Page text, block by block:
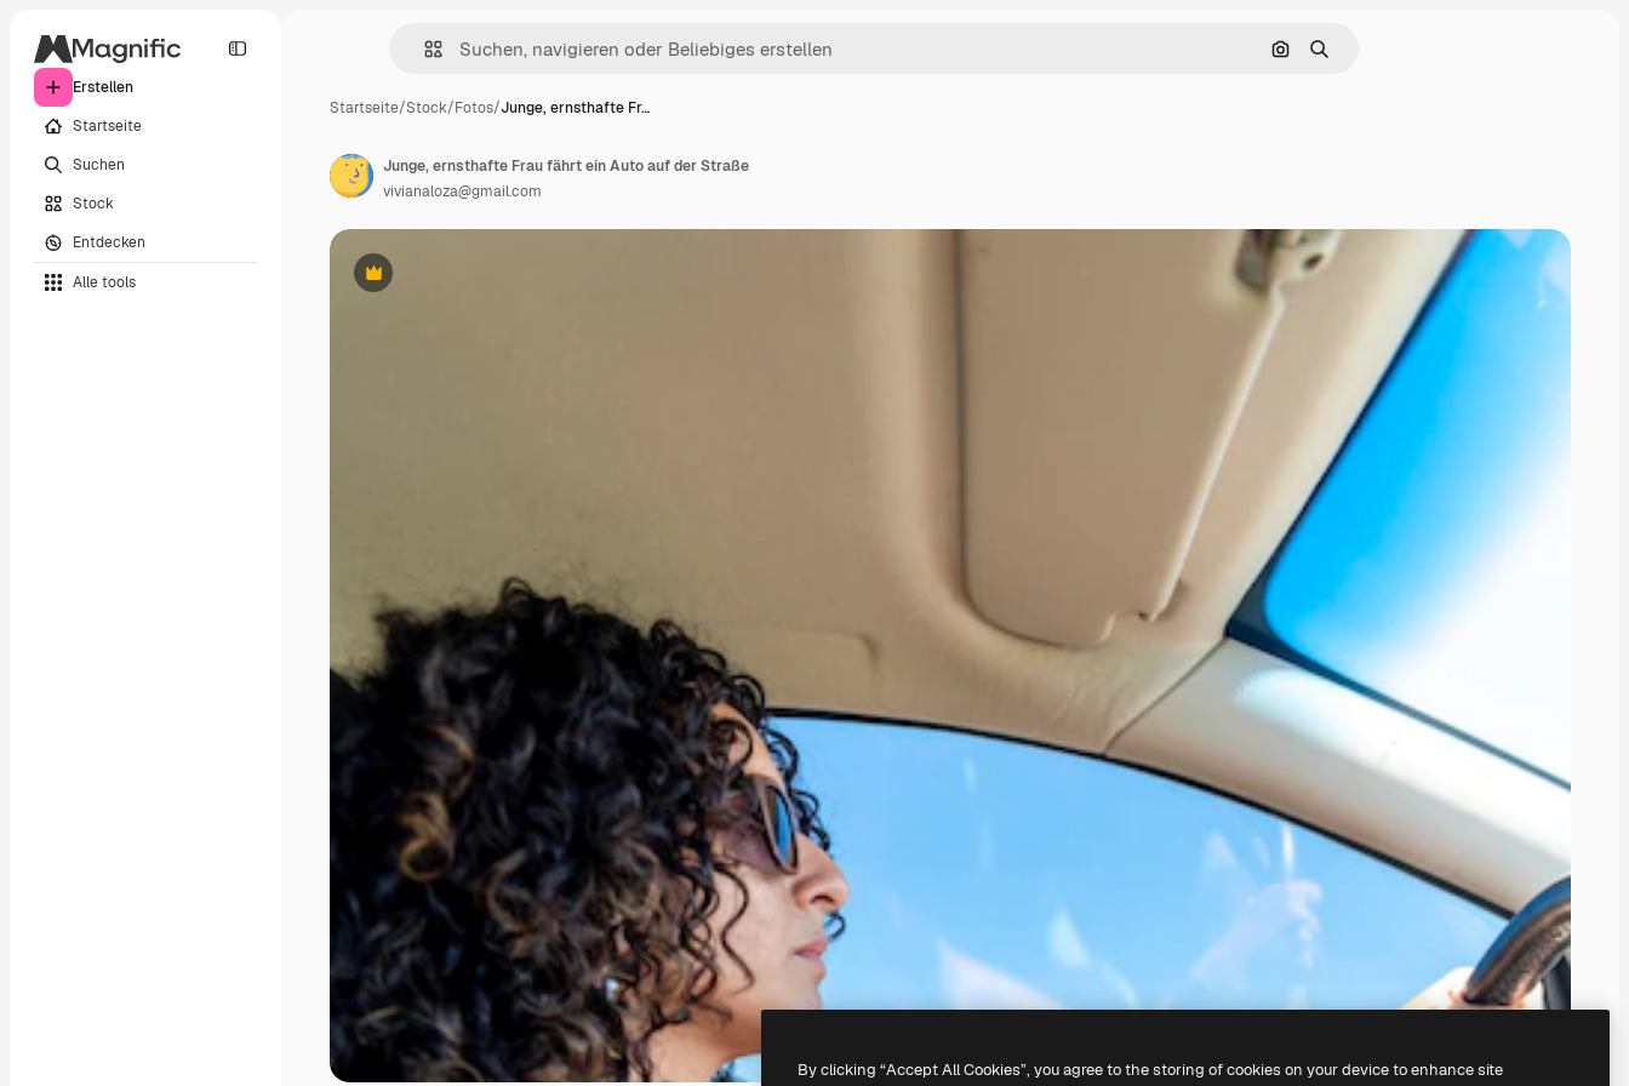
Erstellen
Startseite
Suchen
Stock
Entdecken
Alle tools
Nach Bild suchen
Suchen
Startseite/Stock/Fotos/Junge, ernsthafte Fr…
Premium
Junge, ernsthafte Frau fährt ein Auto auf der Straße
vivianaloza@gmail.com
By clicking “Accept All Cookies”, you agree to the storing of cookies on your device to enhance site